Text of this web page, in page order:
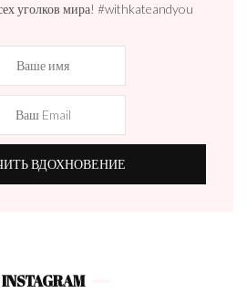
уголков мира! #withkateandyou
INSTAGRAM